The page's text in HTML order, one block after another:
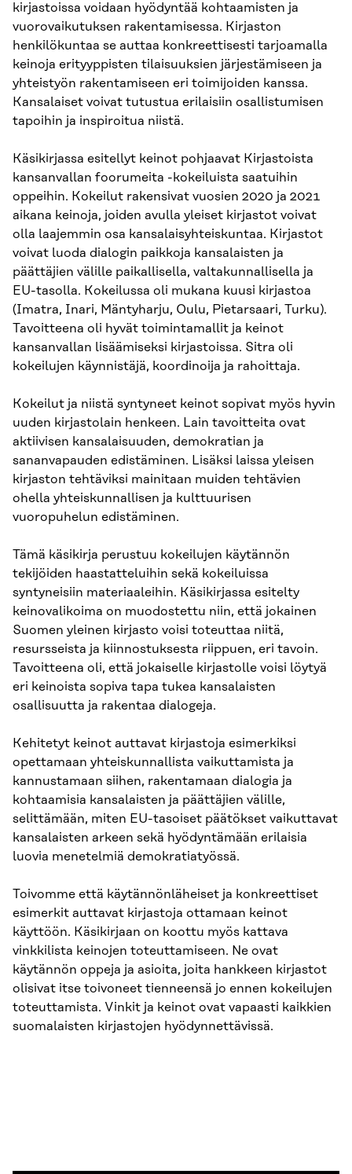
kirjastoissa voidaan hyödyntää kohtaamisten ja
vuorovaikutuksen rakentamisessa. Kirjaston
henkilökuntaa se auttaa konkreettisesti tarjoamalla
keinoja erityyppisten tilaisuuksien järjestämiseen ja
yhteistyön rakentamiseen eri toimijoiden kanssa.
Kansalaiset voivat tutustua erilaisiin osallistumisen
tapoihin ja inspiroitua niistä.
Käsikirjassa esitellyt keinot pohjaavat Kirjastoista
kansanvallan foorumeita -kokeiluista saatuihin
oppeihin. Kokeilut rakensivat vuosien 2020 ja 2021
aikana keinoja, joiden avulla yleiset kirjastot voivat
olla laajemmin osa kansalaisyhteiskuntaa. Kirjastot
voivat luoda dialogin paikkoja kansalaisten ja
päättäjien välille paikallisella, valtakunnallisella ja
EU-tasolla. Kokeilussa oli mukana kuusi kirjastoa
(Imatra, Inari, Mäntyharju, Oulu, Pietarsaari, Turku).
Tavoitteena oli hyvät toimintamallit ja keinot
kansanvallan lisäämiseksi kirjastoissa. Sitra oli
kokeilujen käynnistäjä, koordinoija ja rahoittaja.
Kokeilut ja niistä syntyneet keinot sopivat myös hyvin
uuden kirjastolain henkeen. Lain tavoitteita ovat
aktiivisen kansalaisuuden, demokratian ja
sananvapauden edistäminen. Lisäksi laissa yleisen
kirjaston tehtäviksi mainitaan muiden tehtävien
ohella yhteiskunnallisen ja kulttuurisen
vuoropuhelun edistäminen.
Tämä käsikirja perustuu kokeilujen käytännön
tekijöiden haastatteluihin sekä kokeiluissa
syntyneisiin materiaaleihin. Käsikirjassa esitelty
keinovalikoima on muodostettu niin, että jokainen
Suomen yleinen kirjasto voisi toteuttaa niitä,
resursseista ja kiinnostuksesta riippuen, eri tavoin.
Tavoitteena oli, että jokaiselle kirjastolle voisi löytyä
eri keinoista sopiva tapa tukea kansalaisten
osallisuutta ja rakentaa dialogeja.
Kehitetyt keinot auttavat kirjastoja esimerkiksi
opettamaan yhteiskunnallista vaikuttamista ja
kannustamaan siihen, rakentamaan dialogia ja
kohtaamisia kansalaisten ja päättäjien välille,
selittämään, miten EU-tasoiset päätökset vaikuttavat
kansalaisten arkeen sekä hyödyntämään erilaisia
luovia menetelmiä demokratiatyössä.
Toivomme että käytännönläheiset ja konkreettiset
esimerkit auttavat kirjastoja ottamaan keinot
käyttöön. Käsikirjaan on koottu myös kattava
vinkkilista keinojen toteuttamiseen. Ne ovat
käytännön oppeja ja asioita, joita hankkeen kirjastot
olisivat itse toivoneet tienneensä jo ennen kokeilujen
toteuttamista. Vinkit ja keinot ovat vapaasti kaikkien
suomalaisten kirjastojen hyödynnettävissä.